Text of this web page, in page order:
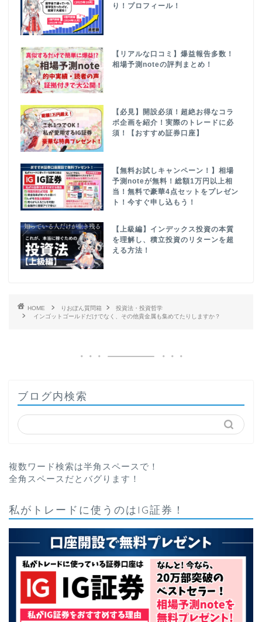
り！プロフィール！
【リアルな口コミ】爆益報告多数！
相場予測noteの評判まとめ！
【必見】開設必須！超絶お得なコラ
ボ企画を紹介！実際のトレードに必
須！【おすすめ証券口座】
【無料お試しキャンペーン！】相場
予測noteが無料！総額1万円以上相
当！無料で豪華4点セットをプレゼン
ト！今すぐ申し込もう！
【上級編】インデックス投資の本質
を理解し、積立投資のリターンを超
える方法！
HOME りおぽん質問箱
投資法・投資哲学
インゴットゴールドだけでなく、その他貴金属も集めてたりしますか？
ブログ内検索
複数ワード検索は半角スペースで！
全角スペースだとバグります！
私がトレードに使うのはIG証券！